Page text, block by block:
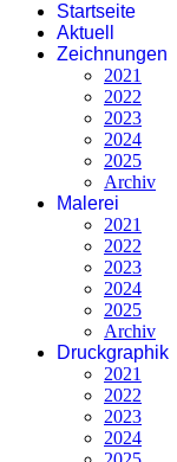
Startseite
Aktuell
Zeichnungen
2021
2022
2023
2024
2025
Archiv
Malerei
2021
2022
2023
2024
2025
Archiv
Druckgraphik
2021
2022
2023
2024